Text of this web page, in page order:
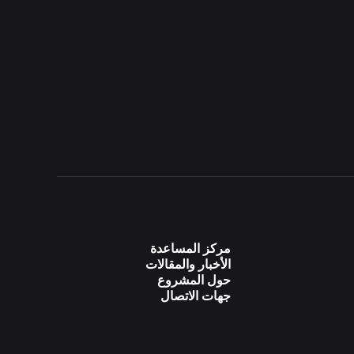
مركز المساعدة
الأخبار والمقالات
حول المشروع
جهات الاتصال